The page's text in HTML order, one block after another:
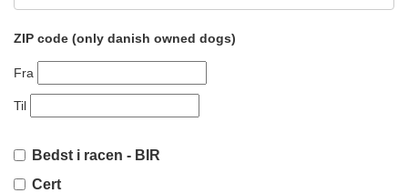
ZIP code (only danish owned dogs)
Fra
Til
Bedst i racen - BIR
Cert